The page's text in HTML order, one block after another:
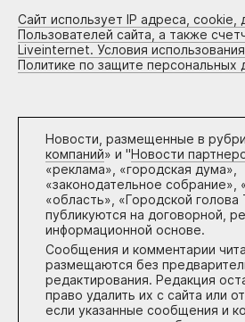
Сайт использует IP адреса, cookie,
Пользователей сайта, а также
Liveinternet. Условия
Политике по защите персональных
Новости, размещенные в
компаний» и "Новости
«реклама», «городская дума»,
«законодательное собрание»,
«область», «Городской голова
публикуются на договорной,
информационной основе.
Сообщения и комментарии
размещаются без
редактирования. Редакция
право удалить их с сайта или
если указанные сообщения и